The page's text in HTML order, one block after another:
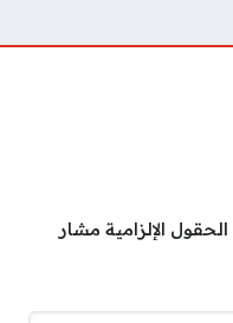
الحقول الإلزامية مشار